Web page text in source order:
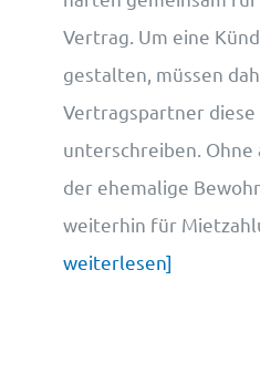
Vertrag. Um eine
gestalten, müssen
Vertragspartner diese
unterschreiben.
der ehemalige
weiterhin für
weiterlesen]